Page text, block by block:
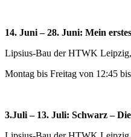
14. Juni – 28. Juni: Mein
Lipsius-Bau der HTWK
Montag bis Freitag von 12:45
3.Juli – 13. Juli: Schwarz –